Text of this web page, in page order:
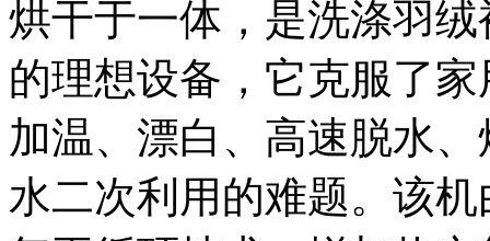
烘干于一体，是洗涤羽
的理想设备，它克服了
加温、漂白、高速脱水
水二次利用的难题。该